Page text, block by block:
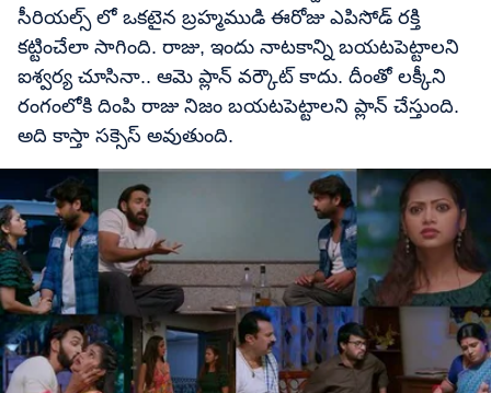
సీరియల్స్ లో ఒకటైన బ్రహ్మముడి ఈరోజు ఎపిసోడ్ రక్తి
కట్టించేలా సాగింది. రాజు, ఇందు నాటకాన్ని బయటపెట్టాలని
ఐశ్వర్య చూసినా.. ఆమె ప్లాన్ వర్కౌట్ కాదు. దీంతో లక్కీని
రంగంలోకి దింపి రాజు నిజం బయటపెట్టాలని ప్లాన్ చేస్తుంది.
అది కాస్తా సక్సెస్ అవుతుంది.